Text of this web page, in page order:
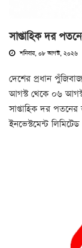
সাপ্তাহিক দর
শনিবার, ০৮ আগস্ট, ২০২৬
দেশের প্রধান
আগস্ট থেকে ০৬
সাপ্তাহিক দর পতনের
ইনভেস্টমেন্ট